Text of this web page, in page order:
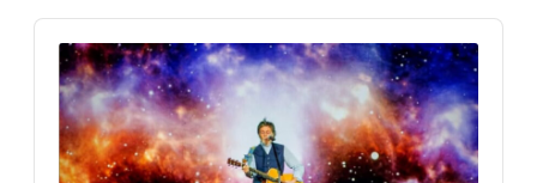
Audio
Player